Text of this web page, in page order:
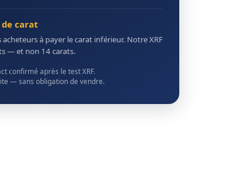
carat
à payer le carat inférieur. Notre XRF
— et non 14 carats.
confirmé après le test XRF.
— sans obligation de vendre.